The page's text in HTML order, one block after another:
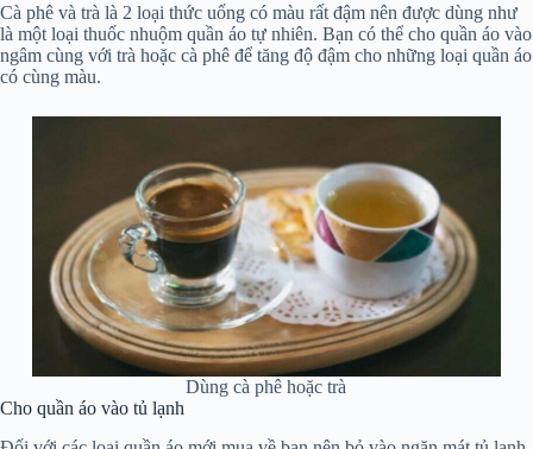
Cà phê và trà là 2 loại thức uống có màu rất đậm nên được dùng như
là một loại thuốc nhuộm quần áo tự nhiên. Bạn có thể cho quần áo vào
ngâm cùng với trà hoặc cà phê để tăng độ đậm cho những loại quần áo
có cùng màu.
Dùng cà phê hoặc trà
Cho quần áo vào tủ lạnh